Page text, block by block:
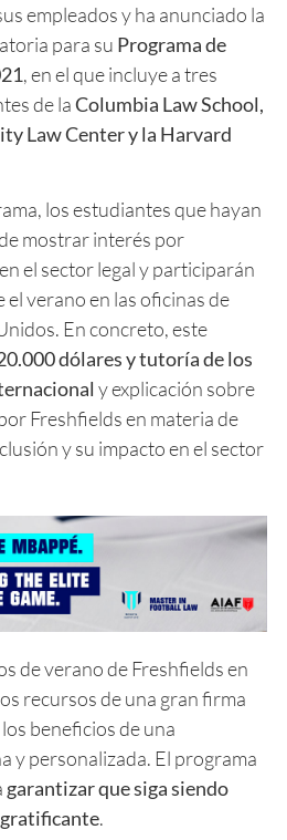
empleados y ha anunciado la
para su Programa de
, en el que incluye a tres
de laColumbia Law School,
Law Center y la Harvard
los estudiantes que hayan
mostrar interés por
el sector legal y participarán
verano en las oficinas de
En concreto, este
dólares y tutoría de los
y explicación sobre
Freshfields en materia de
y su impacto en el sector
de verano de Freshfields en
recursos de una gran firma
beneficios de una
y personalizada. El programa
garantizar que siga siendo
.